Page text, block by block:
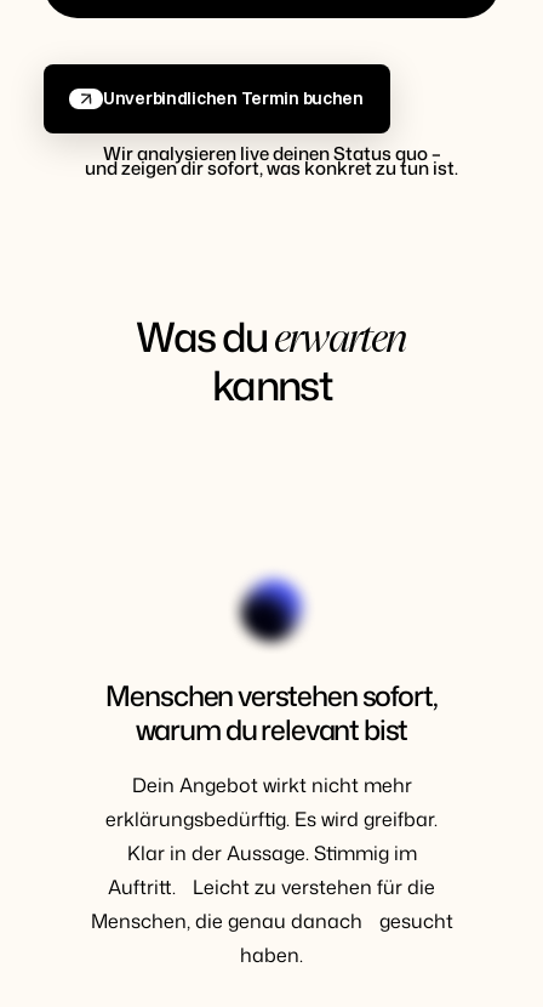
Unverbindlichen Termin buchen
Wir analysieren live deinen Status quo –
und zeigen dir sofort, was konkret zu tun ist.
Was duerwarten
kannst
Menschen verstehen sofort,
warum du relevant bist
Dein Angebot wirkt nicht mehr
erklärungsbedürftig. Es wird greifbar.
Klar in der Aussage. Stimmig im
Auftritt. Leicht zu verstehen für die
Menschen, die genau danach gesucht
haben.